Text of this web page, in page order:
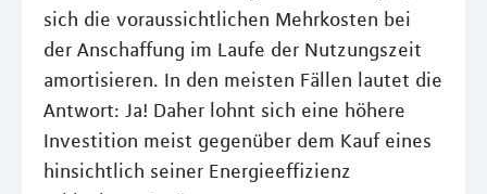
sich die voraussichtlichen Mehrkosten bei
der Anschaffung im Laufe der Nutzungszeit
amortisieren. In den meisten Fällen lautet die
Antwort: Ja! Daher lohnt sich eine höhere
Investition meist gegenüber dem Kauf eines
hinsichtlich seiner Energieeffizienz